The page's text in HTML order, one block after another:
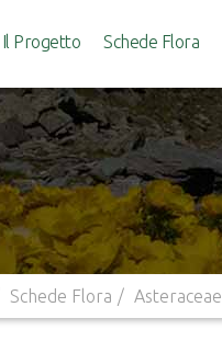
Il Progetto Schede Flora
Schede Flora Asteraceae